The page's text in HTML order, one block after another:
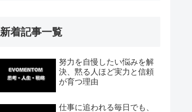
新着記事一覧
努力を自慢したい悩みを解
決、黙る人ほど実力と信頼
が育つ理由
仕事に追われる毎日でも、